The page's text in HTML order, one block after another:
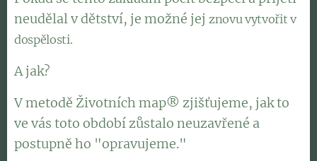
neudělal v dětství, je možné jej znovu vytvořit v
dospělosti.
A jak?
V metodě Životních map® zjišťujeme, jak to
ve vás toto období zůstalo neuzavřené a
postupně ho "opravujeme."